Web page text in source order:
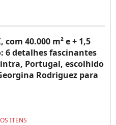
40.000 m² e + 1,5
6 detalhes fascinantes
Portugal, escolhido
Rodriguez para
ITENS